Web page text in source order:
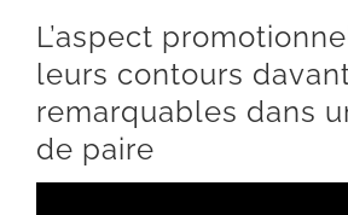
L’aspect
leurs contours
remarquables dans
de paire